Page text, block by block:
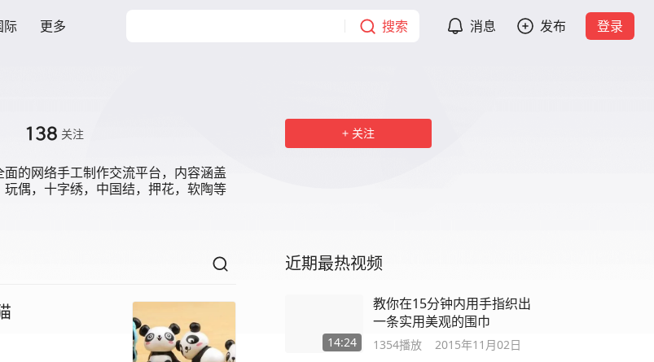
际 更多 搜索 消息 发布 登录
138 关注
的网络手工制作交流平台，内容涵盖
偶，十字绣，中国结，押花，软陶等
关注
近期最热视频
14:24
教你在15分钟内用手指织出
一条实用美观的围巾
1354播放 2015年11月02日